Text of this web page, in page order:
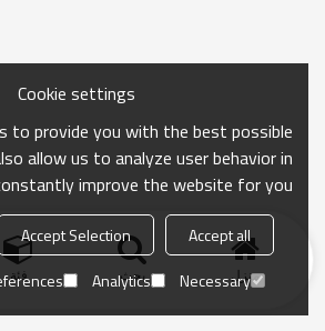
منزل بحث فئة
Cookie settings
to provide you with the best possible
allow us to analyze user behavior in
improve the website for you.
Accept all
Accept Selection
Necessary
Analytics